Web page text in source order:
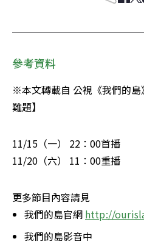
參考資料
※本文轉載自 公視《我們的
難題】
11/15（一） 22：00首播
11/20（六） 11：00重播
更多節目內容請見
我們的島官網 http://
我們的島影音中